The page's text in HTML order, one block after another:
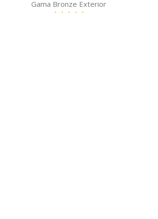
Gama Bronze Exterior
Classificação: